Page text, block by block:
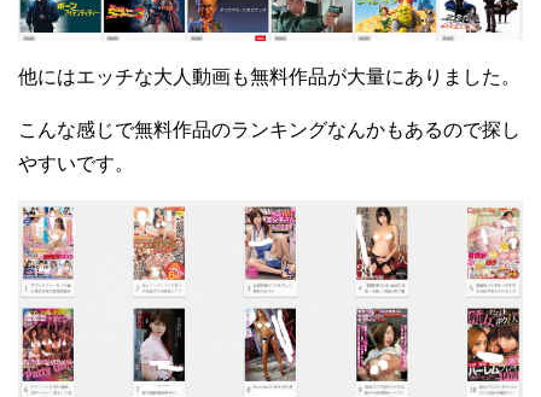
他にはエッチな大人動画も無料作品が大量にありました。
こんな感じで無料作品のランキングなんかもあるので探し
やすいです。